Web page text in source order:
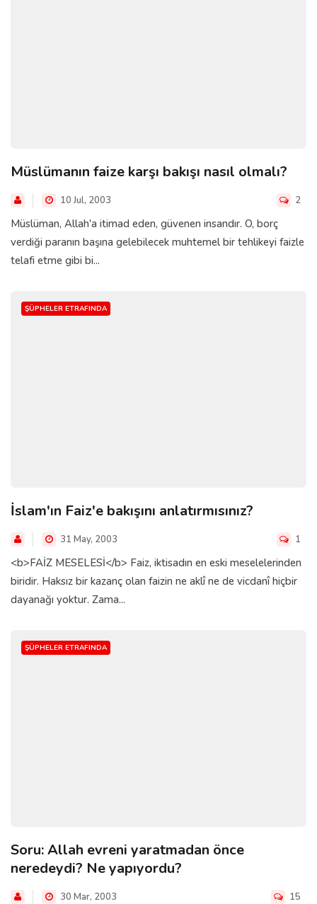
Müslümanın faize karşı bakışı nasıl olmalı?
10 Jul, 2003 2
Müslüman, Allah'a itimad eden, güvenen insandır. O, borç
verdiği paranın başına gelebilecek muhtemel bir tehlikeyi faizle
telafi etme gibi bi...
ŞÜPHELER ETRAFINDA
İslam'ın Faiz'e bakışını anlatırmısınız?
31 May, 2003 1
<b>FAİZ MESELESİ</b> Faiz, iktisadın en eski meselelerinden
biridir. Haksız bir kazanç olan faizin ne aklî ne de vicdanî hiçbir
dayanağı yoktur. Zama...
ŞÜPHELER ETRAFINDA
Soru: Allah evreni yaratmadan önce
neredeydi? Ne yapıyordu?
30 Mar, 2003 15